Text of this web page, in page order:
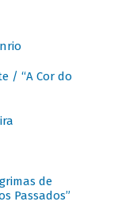
/ “A Cor do
de
Passados”